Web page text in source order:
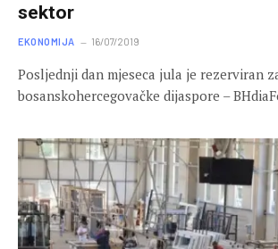
sektor
EKONOMIJA 16/07/2019
Posljednji dan mjeseca jula je rezerviran
bosanskohercegovačke dijaspore –